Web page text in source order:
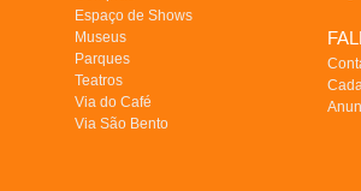
Espaço de Shows
Museus
Parques
Teatros
Via do Café
Via São Bento